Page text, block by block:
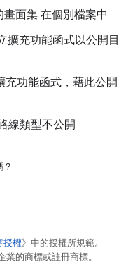
面集 在個別檔案中
擴充功能函式以公開目
充功能函式，藉此公開
線類型不公開
授權》中的授權所規範。
的商標或註冊商標。